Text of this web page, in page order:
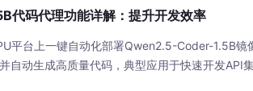
码代理功能详解：提升开发效率
平台上一键自动化部署Qwen2.5-Coder-1.5B镜
自动生成高质量代码，典型应用于快速开发API